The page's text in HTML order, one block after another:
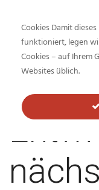
Inside-
Cookies Damit
funktioniert, legen
Cookies – auf Ihrem
Websites üblich.